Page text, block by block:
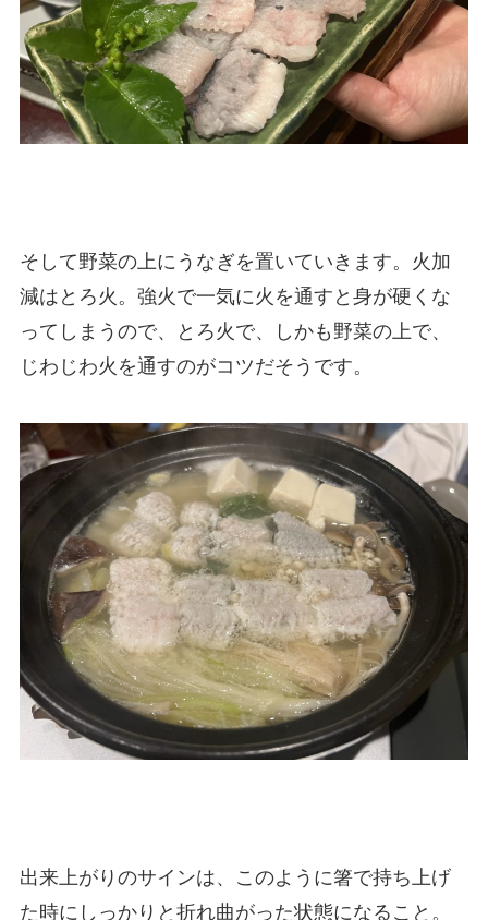
そして野菜の上にうなぎを置いていきます。火加
減はとろ火。強火で一気に火を通すと身が硬くな
ってしまうので、とろ火で、しかも野菜の上で、
じわじわ火を通すのがコツだそうです。
出来上がりのサインは、このように箸で持ち上げ
た時にしっかりと折れ曲がった状態になること。